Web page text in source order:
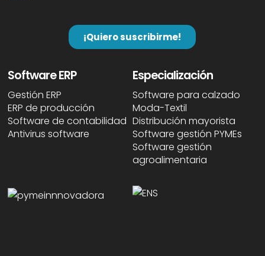
Software ERP
Gestión ERP
ERP de producción
Software de contabilidad
Antivirus software
Especialización
Software para calzado
Moda-Textil
Distribución mayorista
Software gestión PYMEs
Software gestión
agroalimentaria